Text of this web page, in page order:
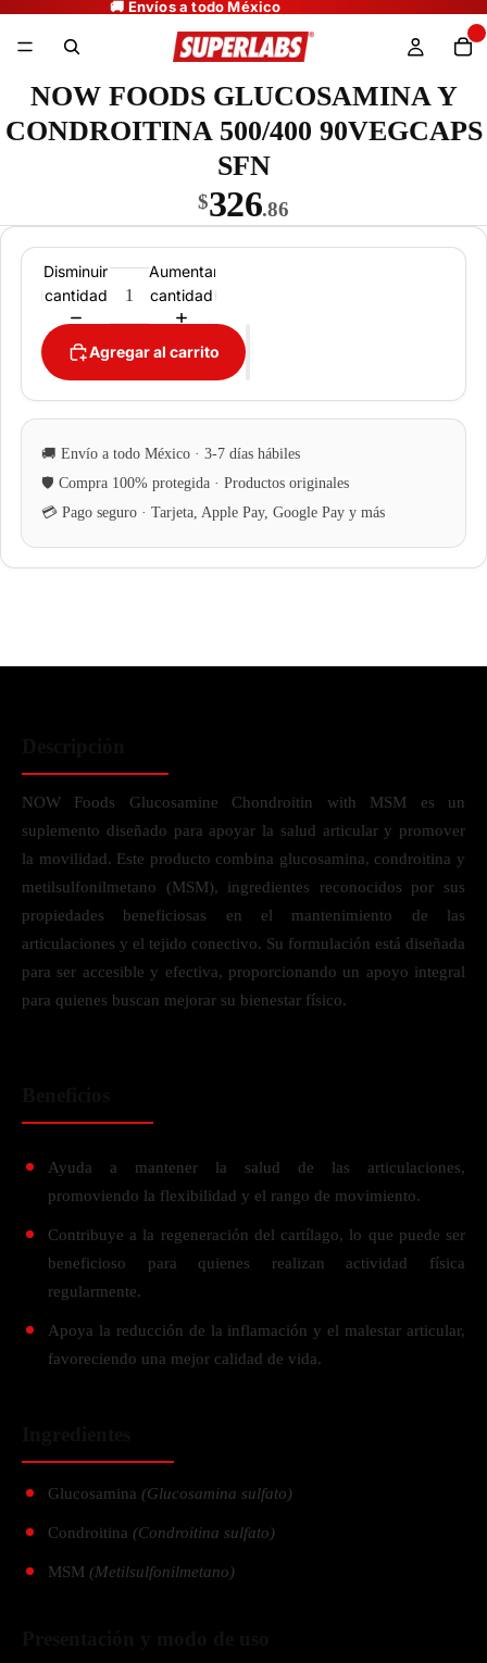
NOW FOODS GLUCOSAMINA Y
CONDROITINA 500/400 90VEGCAPS
SFN
$326.86
Disminuir
cantidad
Aumentar
cantidad
Agregar al carrito
NOW Foods Glucosamine Chondroitin with MSM es un
suplemento diseñado para apoyar la salud articular y promover
la movilidad. Este producto combina glucosamina, condroitina y
metilsulfonilmetano (MSM), ingredientes reconocidos por sus
propiedades beneficiosas en el mantenimiento de las
articulaciones y el tejido conectivo. Su formulación está diseñada
para ser accesible y efectiva, proporcionando un apoyo integral
para quienes buscan mejorar su bienestar físico.
Ayuda a mantener la salud de las articulaciones,
promoviendo la flexibilidad y el rango de movimiento.
Contribuye a la regeneración del cartílago, lo que puede ser
beneficioso para quienes realizan actividad física
regularmente.
Apoya la reducción de la inflamación y el malestar articular,
favoreciendo una mejor calidad de vida.
Glucosamina (Glucosamina sulfato)
Condroitina (Condroitina sulfato)
MSM (Metilsulfonilmetano)